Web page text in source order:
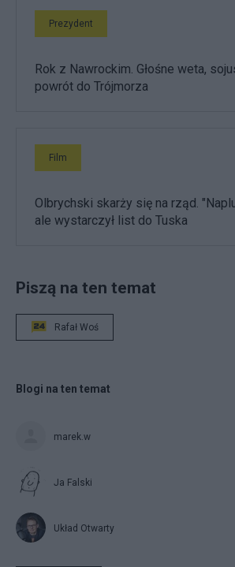
Prezydent
Rok z Nawrockim. Głośne weta,
powrót do Trójmorza
Film
Olbrychski skarży się na rząd.
ale wystarczył list do Tuska
Piszą na ten temat
Rafał Woś
Blogi na ten temat
marek.w
Ja Falski
Układ Otwarty